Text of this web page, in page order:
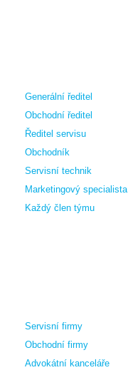
Generální ředitel
Obchodní ředitel
Ředitel servisu
Obchodník
Servisní technik
Marketingový specialista
Každý člen týmu
Servisní firmy
Obchodní firmy
Advokátní kanceláře